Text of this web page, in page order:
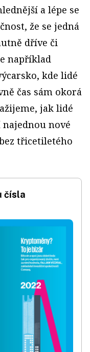
a lépe se
že se jedná
dříve či
například
kde lidé
čas sám okorá
jak lidé
nové
třicetiletého
čísla